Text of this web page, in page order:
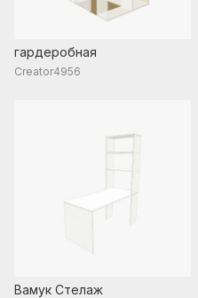
гардеробная
Creator4956
Вамук Стелаж